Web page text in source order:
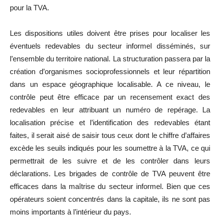
pour la TVA.
Les dispositions utiles doivent être prises pour localiser les
éventuels redevables du secteur informel disséminés, sur
l’ensemble du territoire national. La structuration passera par la
création d’organismes socioprofessionnels et leur répartition
dans un espace géographique localisable. A ce niveau, le
contrôle peut être efficace par un recensement exact des
redevables en leur attribuant un numéro de repérage. La
localisation précise et l’identification des redevables étant
faites, il serait aisé de saisir tous ceux dont le chiffre d’affaires
excède les seuils indiqués pour les soumettre à la TVA, ce qui
permettrait de les suivre et de les contrôler dans leurs
déclarations. Les brigades de contrôle de TVA peuvent être
efficaces dans la maîtrise du secteur informel. Bien que ces
opérateurs soient concentrés dans la capitale, ils ne sont pas
moins importants à l’intérieur du pays.